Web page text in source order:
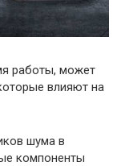
работы, может
влияют на
шума в
компоненты